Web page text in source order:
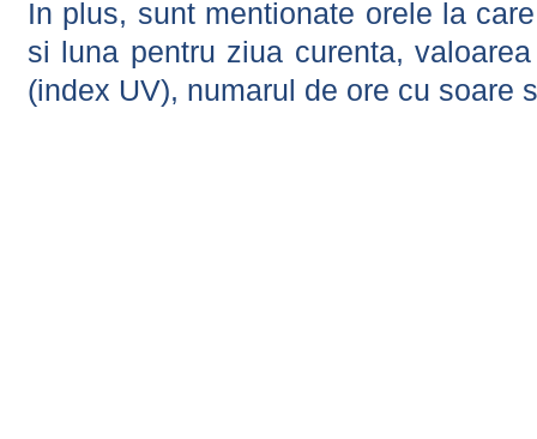
In plus, sunt mentionate orele la
si luna pentru ziua curenta,
(index UV), numarul de ore cu soare